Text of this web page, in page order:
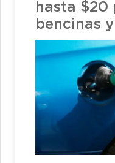
hasta $20
bencinas y